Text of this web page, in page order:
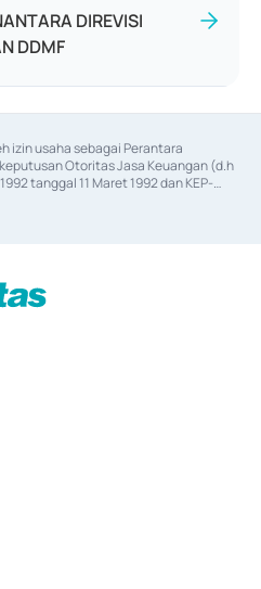
DIREVISI
DDMF
izin usaha sebagai Perantara
Otoritas Jasa Keuangan (d.h
tanggal 11 Maret 1992 dan KEP-
izin usaha sebagai Penjamin Emisi
Jasa Keuangan Nomor KEP-
Jasa Keuangan Nomor S-
dan beberapa izin usaha lainnya
izinnya diterbitkan pada tahun 2017
sebagai Lembaga Pendukung
dan Penyelesaian Transaksi
diterbitkan pada tahun 2018.